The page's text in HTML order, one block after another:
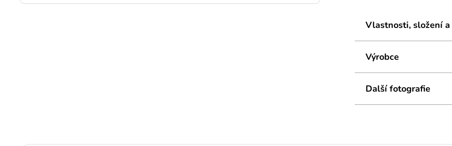
Vlastnosti, složení
Výrobce
Další fotografie